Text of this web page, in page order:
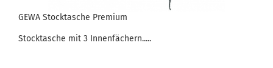
GEWA Stocktasche Premium
Stocktasche mit 3 Innenfächern.....